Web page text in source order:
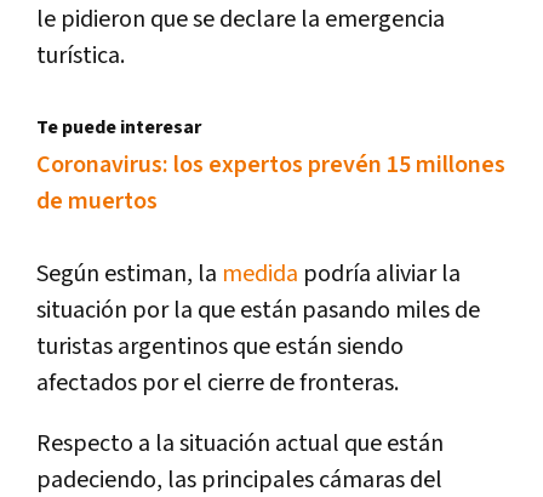
le pidieron que se declare la emergencia
turística.
Te puede interesar
Coronavirus: los expertos prevén 15 millones
de muertos
Según estiman, la medida podría aliviar la
situación por la que están pasando miles de
turistas argentinos que están siendo
afectados por el cierre de fronteras.
Respecto a la situación actual que están
padeciendo, las principales cámaras del